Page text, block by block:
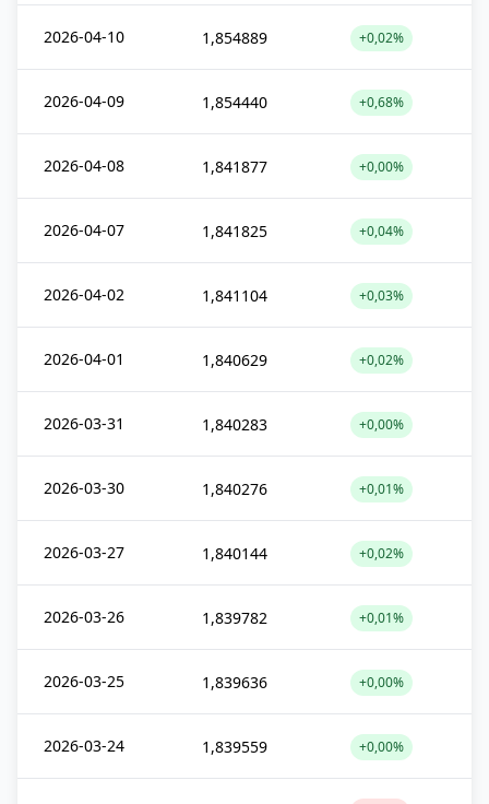
2026-04-10 1,854889 +0,02%
2026-04-09 1,854440 +0,68%
2026-04-08 1,841877 +0,00%
2026-04-07 1,841825 +0,04%
2026-04-02 1,841104 +0,03%
2026-04-01 1,840629 +0,02%
2026-03-31 1,840283 +0,00%
2026-03-30 1,840276 +0,01%
2026-03-27 1,840144 +0,02%
2026-03-26 1,839782 +0,01%
2026-03-25 1,839636 +0,00%
2026-03-24 1,839559 +0,00%